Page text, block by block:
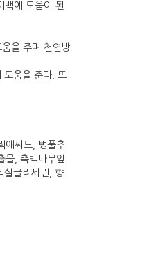
백에 도움이 된
을 주며 천연방
도움을 준다. 또
애씨드, 병풀추
물, 측백나무잎
실글리세린, 향